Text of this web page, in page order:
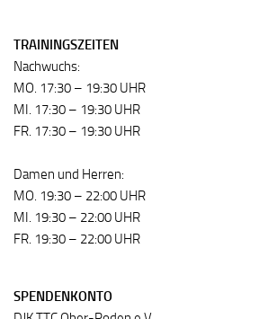
TRAININGSZEITEN
Nachwuchs:
MO. 17:30 – 19:30 UHR
MI. 17:30 – 19:30 UHR
FR. 17:30 – 19:30 UHR
Damen und Herren:
MO. 19:30 – 22:00 UHR
MI. 19:30 – 22:00 UHR
FR. 19:30 – 22:00 UHR
SPENDENKONTO